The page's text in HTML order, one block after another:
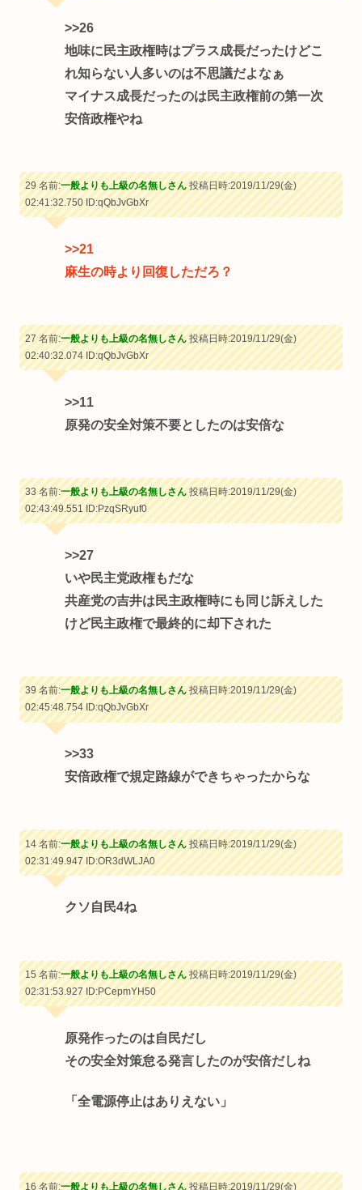
>>26
地味に民主政権時はプラス成長だったけどこ
れ知らない人多いのは不思議だよなぁ
マイナス成長だったのは民主政権前の第一次
安倍政権やね
29 名前:一般よりも上級の名無しさん投稿日時:2019/11/29(金)
02:41:32.750ID:qQbJvGbXr
>>21
麻生の時より回復しただろ？
27 名前:一般よりも上級の名無しさん投稿日時:2019/11/29(金)
02:40:32.074ID:qQbJvGbXr
>>11
原発の安全対策不要としたのは安倍な
33 名前:一般よりも上級の名無しさん投稿日時:2019/11/29(金)
02:43:49.551ID:PzqSRyuf0
>>27
いや民主党政権もだな
共産党の吉井は民主政権時にも同じ訴えした
けど民主政権で最終的に却下された
39 名前:一般よりも上級の名無しさん投稿日時:2019/11/29(金)
02:45:48.754ID:qQbJvGbXr
>>33
安倍政権で規定路線ができちゃったからな
14 名前:一般よりも上級の名無しさん投稿日時:2019/11/29(金)
02:31:49.947ID:OR3dWLJA0
クソ自民4ね
15 名前:一般よりも上級の名無しさん投稿日時:2019/11/29(金)
02:31:53.927ID:PCepmYH50
原発作ったのは自民だし
その安全対策怠る発言したのが安倍だしね
「全電源停止はありえない」
16 名前:一般よりも上級の名無しさん投稿日時:2019/11/29(金)